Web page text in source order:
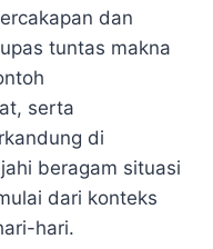
dan
tuntas makna
serta
di
beragam situasi
dari konteks
hari.